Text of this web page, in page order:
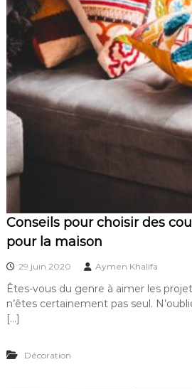
Conseils pour choisir des
pour la maison
29 juin 2020 Aymen Khalifa
Êtes-vous du genre à aimer les
n’êtes certainement pas seul.
[…]
Décoration